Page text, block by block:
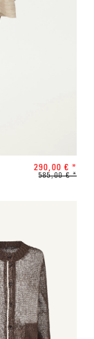
290,00 € *
585,00 € *